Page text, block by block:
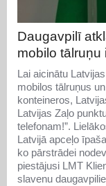
Daugavpilī
mobilo tālruņu
Lai aicinātu
mobilos tālruņus
konteineros,
Latvijas Zaļo
telefonam!”.
Latvijā apceļo
ko pārstrādei
piestājusi LMT
slavenu